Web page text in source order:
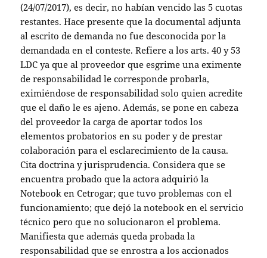
(24/07/2017), es decir, no habían vencido las 5 cuotas
restantes. Hace presente que la documental adjunta
al escrito de demanda no fue desconocida por la
demandada en el conteste. Refiere a los arts. 40 y 53
LDC ya que al proveedor que esgrime una eximente
de responsabilidad le corresponde probarla,
eximiéndose de responsabilidad solo quien acredite
que el daño le es ajeno. Además, se pone en cabeza
del proveedor la carga de aportar todos los
elementos probatorios en su poder y de prestar
colaboración para el esclarecimiento de la causa.
Cita doctrina y jurisprudencia. Considera que se
encuentra probado que la actora adquirió la
Notebook en Cetrogar; que tuvo problemas con el
funcionamiento; que dejó la notebook en el servicio
técnico pero que no solucionaron el problema.
Manifiesta que además queda probada la
responsabilidad que se enrostra a los accionados